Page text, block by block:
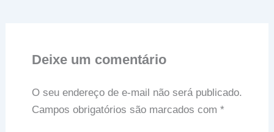
Deixe um comentário
O seu endereço de e-mail não será publicado.
Campos obrigatórios são marcados com *